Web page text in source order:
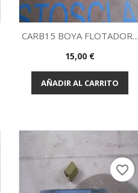
Vista rápida
CARB15 BOYA FLOTADOR...
Precio
15,00 €
AÑADIR AL CARRITO
favorite_border